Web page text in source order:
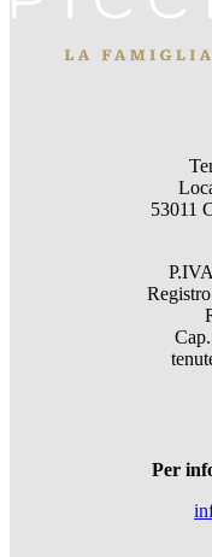
53011
Per